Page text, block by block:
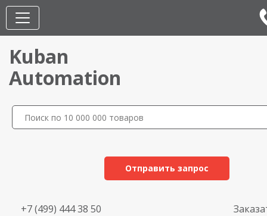
Kuban
Automation
Отправить запрос
+7 (499) 444 38 50